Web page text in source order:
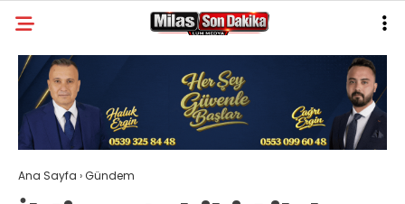
26.4
GALERİ YAZARLAR
MILAS
MUĞLA’DAN
Ana Sayfa ›Gündem